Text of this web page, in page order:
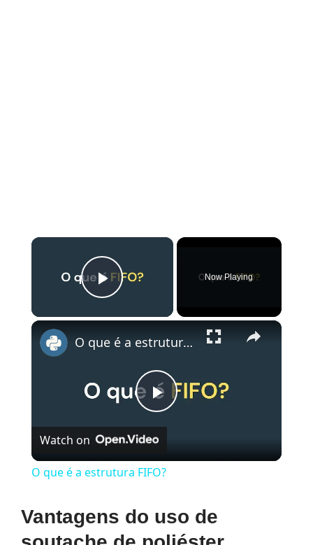
×
Play Video
Now Playing
×
Play
Video
O que é a estrutura FIFO?
Watch on
O que é a estrutura FIFO?
Vantagens do uso de